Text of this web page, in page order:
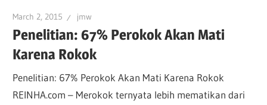
March 2, 2015 jmw
Penelitian: 67% Perokok Akan Mati
Karena Rokok
Penelitian: 67% Perokok Akan Mati Karena Rokok
REINHA.com – Merokok ternyata lebih mematikan dari